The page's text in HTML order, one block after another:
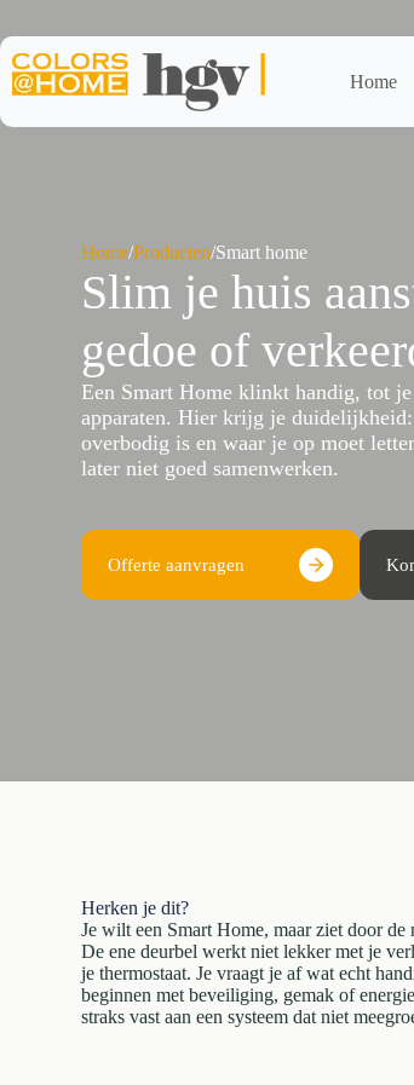
de
inhoud
Home
Home/Producten/Smart home
Slim je huis
gedoe of
Een Smart Home klinkt handig, tot
apparaten. Hier krijg je
overbodig is en waar je op moet
later niet goed samenwerken.
Offerte aanvragen
Herken je dit?
Je wilt een Smart Home, maar ziet door
De ene deurbel werkt niet lekker met je
je thermostaat. Je vraagt je af wat echt
beginnen met beveiliging, gemak of
straks vast aan een systeem dat niet